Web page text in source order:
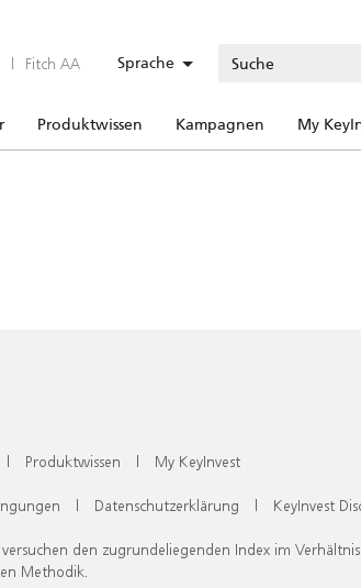
| Fitch AA Sprache
Produktwissen Kampagnen My
| Produktwissen | My KeyInvest
| Datenschutzerklärung | KeyInvest
den zugrundeliegenden Index im
Methodik.